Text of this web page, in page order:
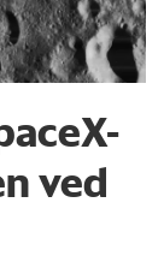
ved